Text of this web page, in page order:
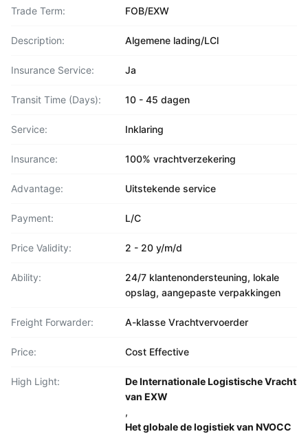
Trade Term: FOB/EXW
Description: Algemene lading/LCl
Insurance Service: Ja
Transit Time (Days): 10 - 45 dagen
Service: Inklaring
Insurance: 100% vrachtverzekering
Advantage: Uitstekende service
Payment: L/C
Price Validity: 2 - 20 y/m/d
Ability:
24/7 klantenondersteuning, lokale
opslag, aangepaste verpakkingen
Freight Forwarder: A-klasse Vrachtvervoerder
Price: Cost Effective
High Light:
De Internationale Logistische Vracht
van EXW
,
Het globale de logistiek van NVOCC